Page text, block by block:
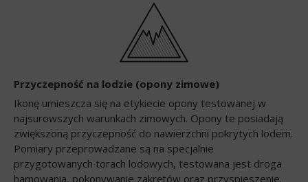
Przyczepność na lodzie (opony zimowe)
Ikonę umieszcza się na etykiecie opony testowanej w
najsurowszych warunkach zimowych. Opony te posiadają
zwiększoną przyczepność do nawierzchni pokrytych lodem.
Pomiary przeprowadzane są na specjalnie
przygotowanych torach lodowych, testowana jest droga
hamowania, pokonywanie zakrętów oraz przyspieszenie.